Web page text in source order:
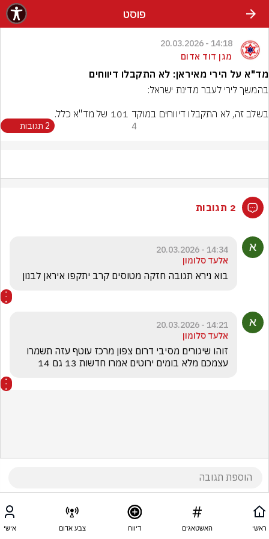
פוסט
14:18 - 20.03.2026
מגן דוד אדום
מד"א על הירי מאיראן: לא התקבלו דיווחים
בשלב זה, לא התקבלו דיווחים במוקד 101 של מד"א כלל.
4 2 תגובות
2 תגובות
14:34 - 20.03.2026
אלעד סלומון
בוא נירא תגובה חזקה מטוסים קרב יתקפו איראן לבנון
14:21 - 20.03.2026
אלעד סלומון
עצמכם מלא בומים ירוטים אמרו חדשות 13 גם 14
ראשי האשטאגים דיווח צבע אדום אישי